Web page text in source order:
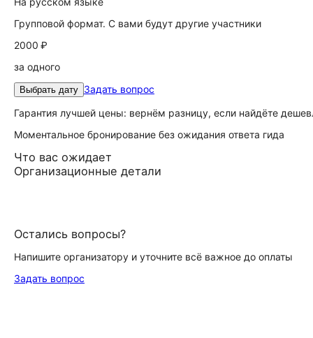
Групповой формат. С вами будут другие участники
2000 ₽
за одного
Выбрать дату Задать вопрос
Гарантия лучшей цены: вернём разницу, если найдёте
Моментальное бронирование без ожидания ответа гида
Что вас ожидает
Организационные детали
Остались вопросы?
Напишите организатору и уточните всё важное до оплаты
Задать вопрос